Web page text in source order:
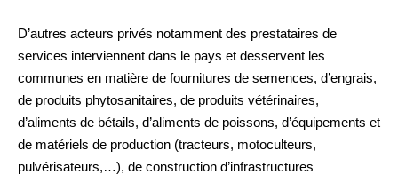
D’autres acteurs privés notamment des prestataires de
services interviennent dans le pays et desservent les
communes en matière de fournitures de semences, d’engrais,
de produits phytosanitaires, de produits vétérinaires,
d’aliments de bétails, d’aliments de poissons, d’équipements et
de matériels de production (tracteurs, motoculteurs,
pulvérisateurs,…), de construction d’infrastructures